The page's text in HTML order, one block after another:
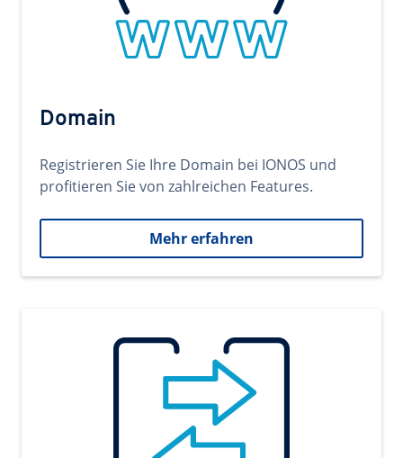
Domain
Registrieren Sie Ihre Domain bei IONOS und
profitieren Sie von zahlreichen Features.
Mehr erfahren